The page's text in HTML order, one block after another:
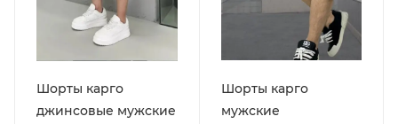
Шорты карго
джинсовые мужские
Шорты карго
мужские